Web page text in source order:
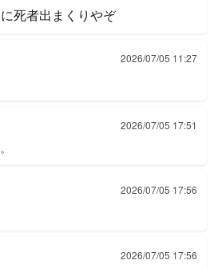
死者出まくりやぞ
2026/07/05 11:27
2026/07/05 17:51
2026/07/05 17:56
2026/07/05 17:56